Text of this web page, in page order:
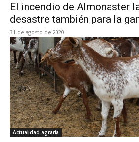
El incendio de Almonaster
desastre también para la
31 de agosto de 2020
Actualidad agraria